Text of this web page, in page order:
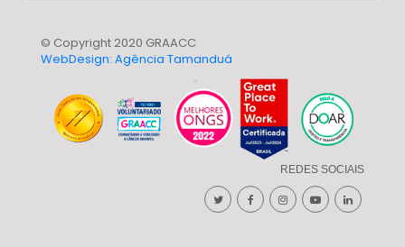
© Copyright 2020 GRAACC
WebDesign: Agência Tamanduá
REDES SOCIAIS